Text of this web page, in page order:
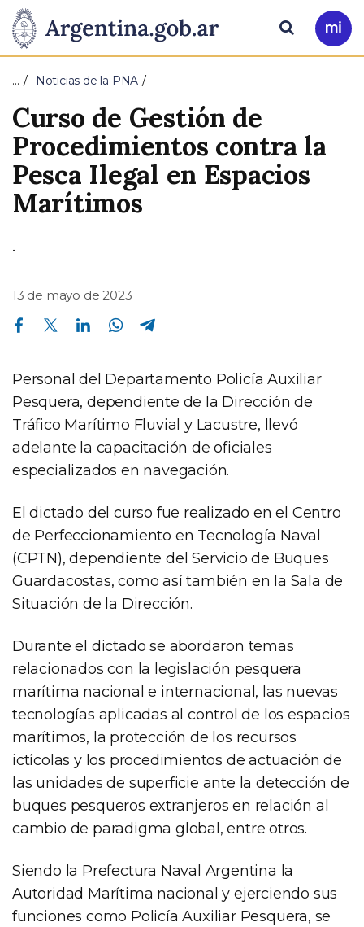
Presidencia
de
la
Nación
Pasar al contenido principal
Ir
a
Buscar
… Noticias de la PNA
Curso de Gestión de
Procedimientos contra la
Pesca Ilegal en Espacios
Marítimos
.
13 de mayo de 2023
Compartir en Facebook Compartir en Twitter Compartir en Linkedin Compartir en Whatsapp
Personal del Departamento Policía Auxiliar
Pesquera, dependiente de la Dirección de
Tráfico Marítimo Fluvial y Lacustre, llevó
adelante la capacitación de oficiales
especializados en navegación.
El dictado del curso fue realizado en el Centro
de Perfeccionamiento en Tecnología Naval
(CPTN), dependiente del Servicio de Buques
Guardacostas, como así también en la Sala de
Situación de la Dirección.
Durante el dictado se abordaron temas
relacionados con la legislación pesquera
marítima nacional e internacional, las nuevas
tecnologías aplicadas al control de los espacios
marítimos, la protección de los recursos
ictícolas y los procedimientos de actuación de
las unidades de superficie ante la detección de
buques pesqueros extranjeros en relación al
cambio de paradigma global, entre otros.
Siendo la Prefectura Naval Argentina la
Autoridad Marítima nacional y ejerciendo sus
funciones como Policía Auxiliar Pesquera, se